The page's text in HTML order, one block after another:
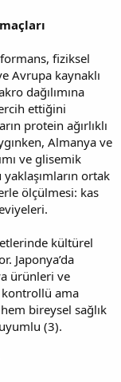
fiziksel
Avrupa kaynaklı
dağılımına
ettiğini
protein ağırlıklı
Almanya ve
ve glisemik
ortak
ölçülmesi: kas
kültürel
Japonya’da
ürünleri ve
ama
bireysel sağlık
(3).